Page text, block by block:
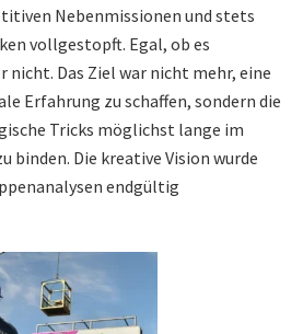
Nebenmissionen und stets
vollgestopft. Egal, ob es
nicht. Das Ziel war nicht mehr, eine
Erfahrung zu schaffen, sondern die
Tricks möglichst lange im
binden. Die kreative Vision wurde
endgültig